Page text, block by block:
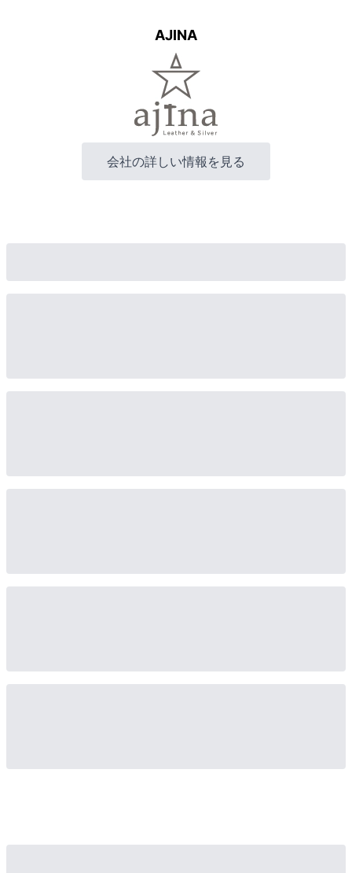
AJINA
会社の詳しい情報を見る